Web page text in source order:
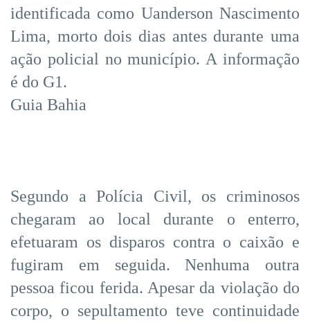
identificada como Uanderson Nascimento
Lima, morto dois dias antes durante uma
ação policial no município. A informação
é do G1.
Guia Bahia
Segundo a Polícia Civil, os criminosos
chegaram ao local durante o enterro,
efetuaram os disparos contra o caixão e
fugiram em seguida. Nenhuma outra
pessoa ficou ferida. Apesar da violação do
corpo, o sepultamento teve continuidade